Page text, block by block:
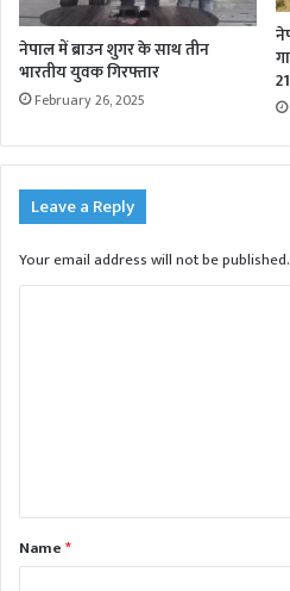
नेपाल में ब्राउन शुगर के साथ तीन
भारतीय युवक गिरफ्तार
February 26, 2025
Leave a Reply
Your email address will not be published.
t
*Name*